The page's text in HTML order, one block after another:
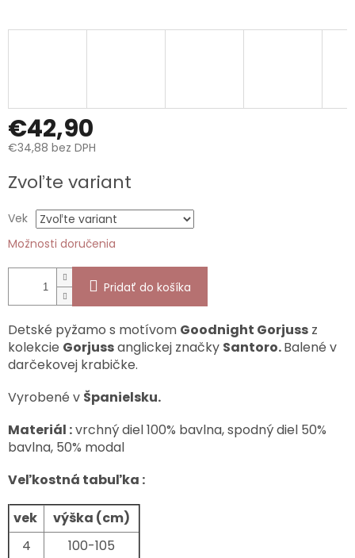
€42,90
€34,88 bez DPH
cena:
Zvoľte variant
Vek
Možnosti doručenia
Pridať do košíka
Detské pyžamo s motívom Goodnight Gorjuss z
kolekcie Gorjussanglickej značky Santoro.Balené v
darčekovej krabičke.
Vyrobené v Španielsku.
Materiál :vrchný diel 100% bavlna, spodný diel 50%
bavlna, 50% modal
Veľkostná tabuľka :
vek
výška (cm)
4
100-105